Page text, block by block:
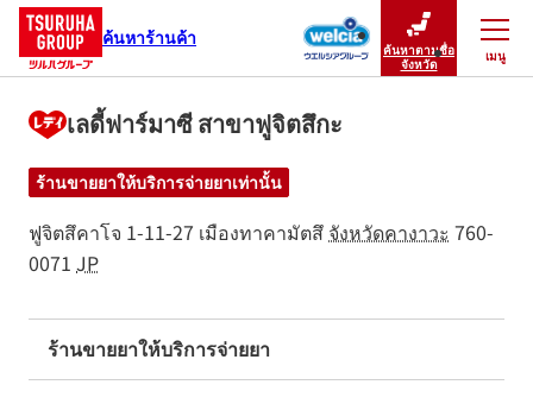
ค้นหาร้านค้า
ค้นหาตามชื่อ
จังหวัด
เมนู
ปิดเมนู
เลดี้ฟาร์มาซี สาขาฟูจิตสึกะ
ร้านขายยาให้บริการจ่ายยาเท่านั้น
ฟูจิตสึคาโจ 1-11-27 เมืองทาคามัตสึ จังหวัดคางาวะ 760-
0071 JP
ร้านขายยาให้บริการจ่ายยา